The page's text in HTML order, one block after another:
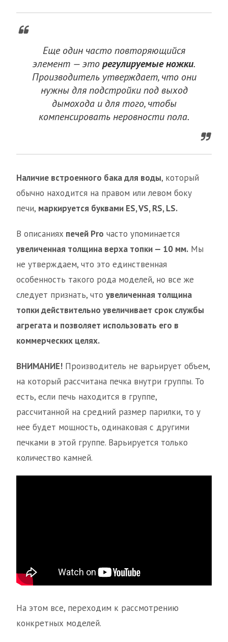
Еще один часто повторяющийся
элемент — эторегулируемые ножки.
Производитель утверждает, что они
нужны для подстройки под выход
дымохода и для того, чтобы
компенсировать неровности пола.
Наличие встроенного бака для воды, который
обычно находится на правом или левом боку
печи, маркируется буквами ES, VS, RS, LS.
В описаниях печей Pro часто упоминается
увеличенная толщина верха топки — 10 мм. Мы
не утверждаем, что это единственная
особенность такого рода моделей, но все же
следует признать, что увеличенная толщина
топки действительно увеличивает срок службы
агрегата и позволяет использовать его в
коммерческих целях.
ВНИМАНИЕ! Производитель не варьирует объем,
на который рассчитана печка внутри группы. То
есть, если печь находится в группе,
рассчитанной на средний размер парилки, то у
нее будет мощность, одинаковая с другими
печками в этой группе. Варьируется только
количество камней.
На этом все, переходим к рассмотрению
конкретных моделей.